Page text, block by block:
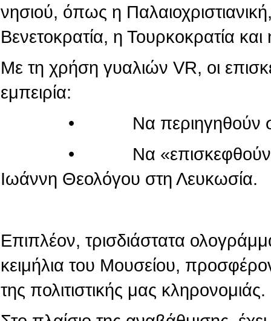
νησιού, όπως η
Βενετοκρατία, η Τουρκοκρατία
Με τη χρήση γυαλιών VR, οι
εμπειρία:
• Να περιηγηθούν στον
• Να «επισκεφθούν» τον
Ιωάννη Θεολόγου στη Λευκωσία.
Επιπλέον, τρισδιάστατα
κειμήλια του Μουσείου,
της πολιτιστικής μας κληρονομιάς.